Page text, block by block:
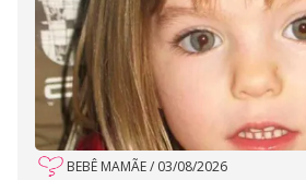
BEBÊ MAMÃE/ 03/08/2026